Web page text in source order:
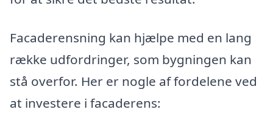
Facaderensning kan hjælpe med en lang
række udfordringer, som bygningen kan
stå overfor. Her er nogle af fordelene ved
at investere i facaderens: